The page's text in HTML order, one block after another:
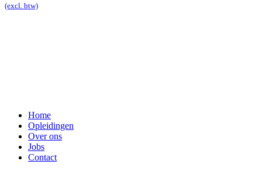
(excl. btw)
Home
Opleidingen
Over ons
Jobs
Contact